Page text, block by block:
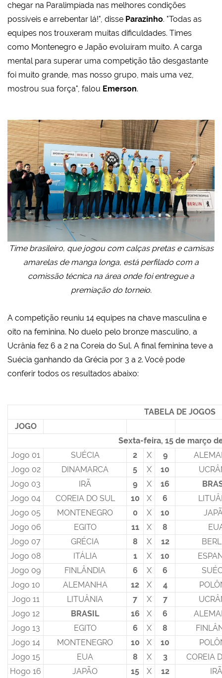
chegar na Paralimpíada nas melhores condições
possíveis e arrebentar lá!", disse Parazinho. "Todas as
equipes nos trouxeram muitas dificuldades. Times
como Montenegro e Japão evoluíram muito. A carga
mental para superar uma competição tão desgastante
foi muito grande, mas nosso grupo, mais uma vez,
mostrou sua força", falou Emerson.
Time brasileiro, que jogou com calças pretas e camisas
amarelas de manga longa, está perfilado com a
comissão técnica na área onde foi entregue a
premiação do torneio.
A competição reuniu 14 equipes na chave masculina e
oito na feminina. No duelo pelo bronze masculino, a
Ucrânia fez 6 a 2 na Coreia do Sul. A final feminina teve a
Suécia ganhando da Grécia por 3 a 2. Você pode
conferir todos os resultados abaixo:
TABELA DE JOGOS
JOGO
Sexta-feira, 15 de março
Jogo 01
SUÉCIA 2 X 9
Jogo 02
DINAMARCA 5 X 10
Jogo 03
IRÃ 9 X 16
Jogo 04
COREIA DO SUL 10 X 6
Jogo 05
MONTENEGRO 0 X 10
Jogo 06
EGITO 11 X 8
Jogo 07
GRÉCIA 8 X 12
Jogo 08
ITÁLIA 1 X 10
Jogo 09
FINLÂNDIA 6 X 6
Jogo 10
ALEMANHA 12 X 4
Jogo 11
LITUÂNIA 7 X 7
Jogo 12
BRASIL 16 X 6
Jogo 13
EGITO 6 X 8
Jogo 14
MONTENEGRO 10 X 10
Jogo 15
EUA 8 X 3
COREIA
Hogo 16
JAPÃO 15 X 12 IRÃ